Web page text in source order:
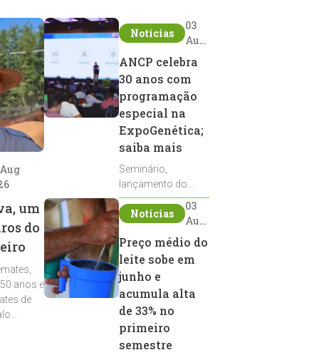
um
do
anos e
de
Notícias
03
Aug
ANCP celebra
30 anos com
programação
especial na
ExpoGenética;
saiba mais
Seminário,
lançamento do
Sumário de Touros,
debates, podcast,
reprodutores e
homenagens
integram a
programação da
entidade durante a
ExpoGenética 2026
Notícias
03
Aug
2026
Preço médio do
leite sobe em
junho e
acumula alta
de 33% no
primeiro
semestre